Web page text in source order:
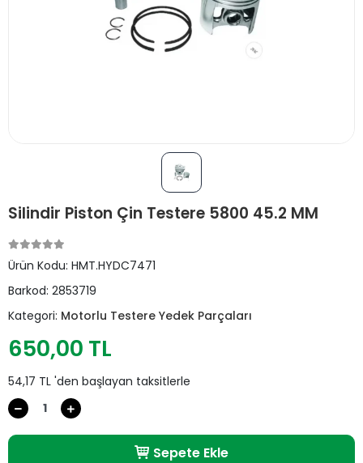
Silindir Piston Çin Testere 5800 45.2 MM
Ürün Kodu: HMT.HYDC7471
Barkod: 2853719
Kategori: Motorlu Testere Yedek Parçaları
650,00 TL
54,17 TL 'den başlayan taksitlerle
Sepete Ekle